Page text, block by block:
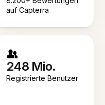
auf Capterra
248 Mio.
Registrierte Benutzer